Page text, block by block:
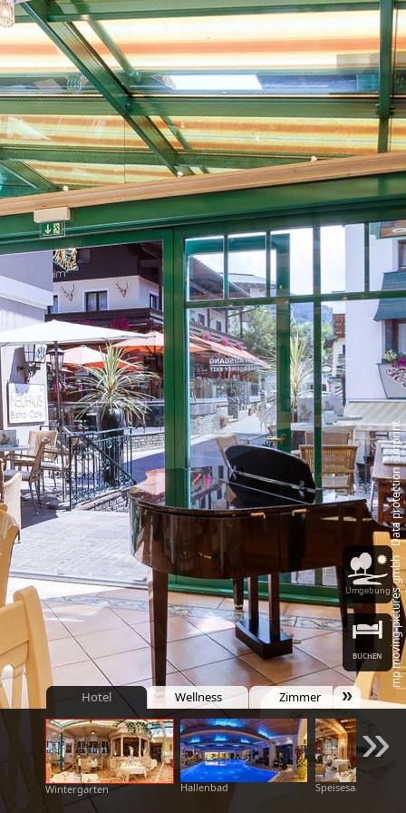
mp moving‑pictures gmbh
‑
Data protection
‑
Imprint
Umgebung
BUCHEN
»
Hotel Wellness Zimmer
Wintergarten Hallenbad Speisesaal
»